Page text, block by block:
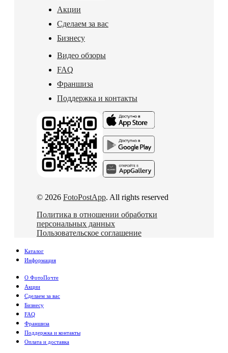
Акции
Сделаем за вас
Бизнесу
Видео обзоры
FAQ
Франшиза
Поддержка и контакты
© 2026 FotoPostApp. All rights reserved
Политика в отношении обработки
персональных данных
Пользовательское соглашение
Каталог
Информация
О ФотоПочте
Акции
Сделаем за вас
Бизнесу
FAQ
Франшиза
Поддержка и контакты
Оплата и доставка